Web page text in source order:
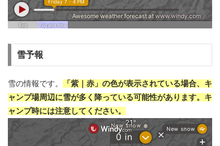
雪予報
雪の情報です。
「紫｜赤」の色が表示されている場合、キ
ャンプ場周辺に雪が多く降っている可能性があります。キ
ャンプ時には注意してください。